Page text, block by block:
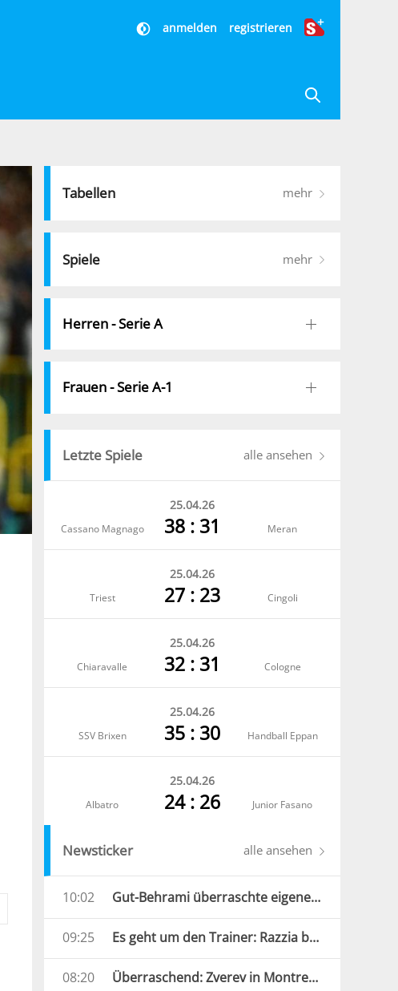
anmelden registrieren
Tabellen mehr
Spiele mehr
Herren - Serie A
Frauen - Serie A-1
Letzte Spiele alle ansehen
25.04.26
Cassano Magnago 38 : 31 Meran
25.04.26
Triest 27 : 23 Cingoli
25.04.26
Chiaravalle 32 : 31 Cologne
25.04.26
SSV Brixen 35 : 30 Handball Eppan
25.04.26
Albatro 24 : 26 Junior Fasano
Newsticker alle ansehen
10:02 Gut-Behrami überraschte eigenen Verband: „Nicht vorbereitet“
09:25 Es geht um den Trainer: Razzia bei Südkoreas Verband
08:20 Überraschend: Zverev in Montreal schon raus